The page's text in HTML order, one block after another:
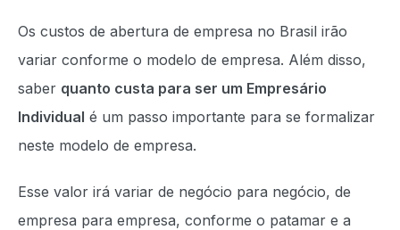
Os custos de abertura de empresa no Brasil irão
variar conforme o modelo de empresa. Além disso,
saber quanto custa para ser um Empresário
Individual é um passo importante para se formalizar
neste modelo de empresa.
Esse valor irá variar de negócio para negócio, de
empresa para empresa, conforme o patamar e a